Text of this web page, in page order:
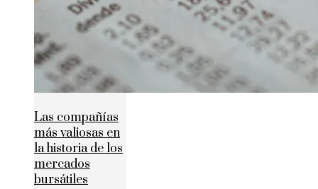
Las compañías
más valiosas en
la historia de los
mercados
bursátiles